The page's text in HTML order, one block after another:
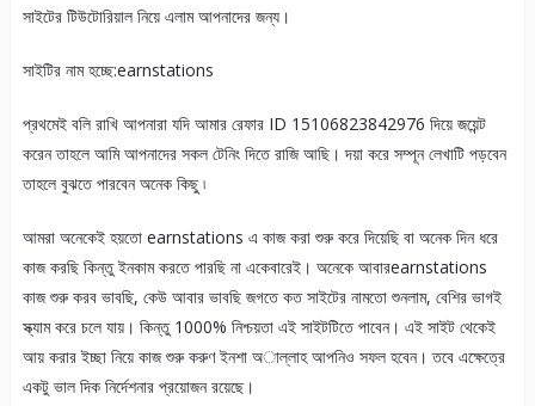
সাইটের টিউটোরিয়াল নিয়ে এলাম আপনাদের জন্য।
সাইটির নাম হচ্ছে:earnstations
প্রথমেই বলি রাখি আপনারা যদি আমার রেফার ID 15106823842976 দিয়ে জয়েন্ট
করেন তাহলে আমি আপনাদের সকল টেনিং দিতে রাজি আছি। দয়া করে সম্পূন লেখাটি পড়বেন
তাহলে বুঝতে পারবেন অনেক কিছু ৷
আমরা অনেকেই হয়তো earnstations এ কাজ করা শুরু করে দিয়েছি বা অনেক দিন ধরে
কাজ করছি কিন্তু ইনকাম করতে পারছি না একেবারেই। অনেকে আবারearnstations
কাজ শুরু করব ভাবছি, কেউ আবার ভাবছি জগতে কত সাইটের নামতো শুনলাম, বেশির ভাগই
স্ক্যাম করে চলে যায়। কিন্তু 1000% নিশ্চয়তা এই সাইটটিতে পাবেন। এই সাইট থেকেই
আয় করার ইচ্ছা নিয়ে কাজ শুরু করুণ ইনশা অাল্লাহ আপনিও সফল হবেন। তবে এক্ষেত্রে
একটু ভাল দিক নির্দেশনার প্রয়োজন রয়েছে।